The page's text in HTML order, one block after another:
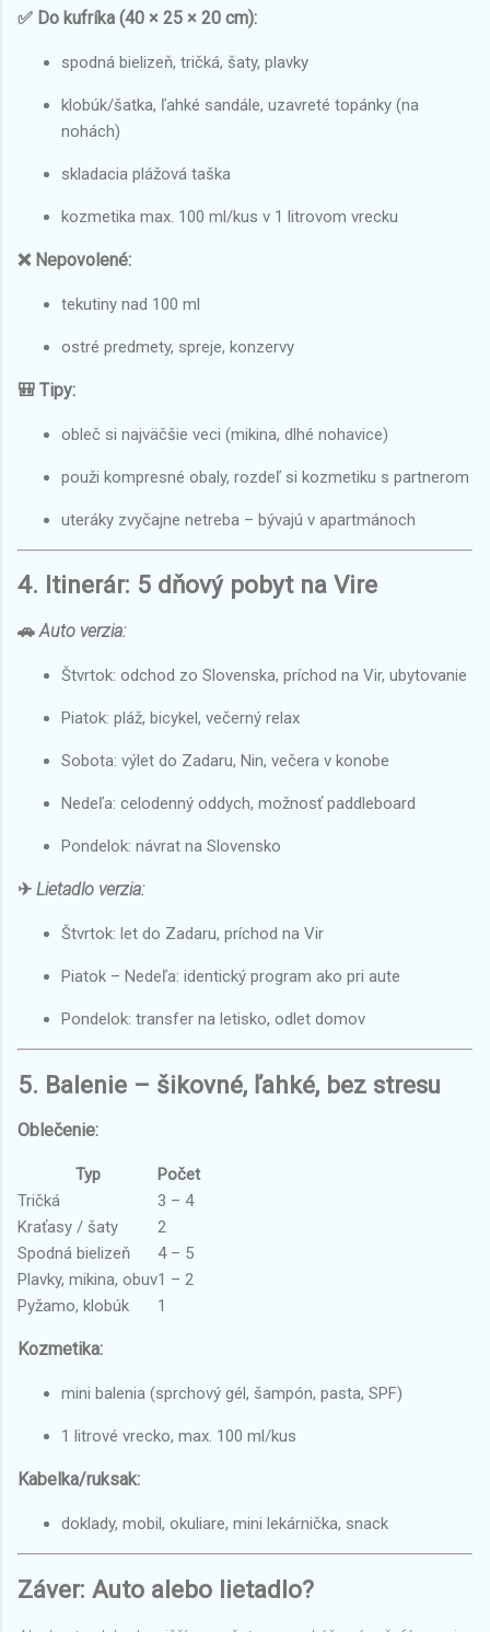
✅ Do kufríka (40 × 25 × 20 cm):
spodná bielizeň, tričká, šaty, plavky
klobúk/šatka, ľahké sandále, uzavreté topánky (na
nohách)
skladacia plážová taška
kozmetika max. 100 ml/kus v 1 litrovom vrecku
❌ Nepovolené:
tekutiny nad 100 ml
ostré predmety, spreje, konzervy
🎒 Tipy:
obleč si najväčšie veci (mikina, dlhé nohavice)
použi kompresné obaly, rozdeľ si kozmetiku s partnerom
uteráky zvyčajne netreba – bývajú v apartmánoch
4. Itinerár: 5 dňový pobyt na Vire
🚗Auto verzia:
Štvrtok: odchod zo Slovenska, príchod na Vir, ubytovanie
Piatok: pláž, bicykel, večerný relax
Sobota: výlet do Zadaru, Nin, večera v konobe
Nedeľa: celodenný oddych, možnosť paddleboard
Pondelok: návrat na Slovensko
✈ Lietadlo verzia:
Štvrtok: let do Zadaru, príchod na Vir
Piatok – Nedeľa: identický program ako pri aute
Pondelok: transfer na letisko, odlet domov
5. Balenie – šikovné, ľahké, bez stresu
Oblečenie:
Typ
Počet
Tričká
3 – 4
Kraťasy / šaty
2
Spodná bielizeň
4 – 5
Plavky, mikina, obuv1 – 2
Pyžamo, klobúk
1
Kozmetika:
mini balenia (sprchový gél, šampón, pasta, SPF)
1 litrové vrecko, max. 100 ml/kus
Kabelka/ruksak:
doklady, mobil, okuliare, mini lekárnička, snack
Záver: Auto alebo lietadlo?